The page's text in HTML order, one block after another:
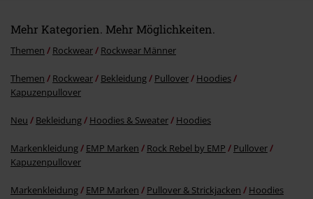
Mehr Kategorien. Mehr Möglichkeiten.
Themen Rockwear Rockwear Männer
Themen Rockwear Bekleidung Pullover
Hoodies
Kapuzenpullover
Neu Bekleidung Hoodies & Sweater Hoodies
Markenkleidung EMP Marken Rock Rebel by EMP
Pullover
Kapuzenpullover
Markenkleidung EMP Marken Pullover & Strickjacken Hoodies